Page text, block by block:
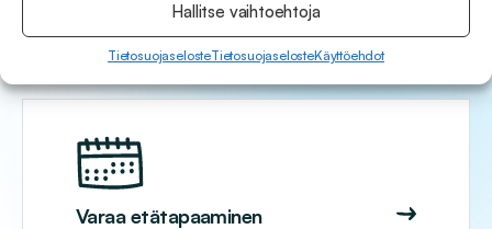
Hallitse vaihtoehtoja
TietosuojaselosteTietosuojaselosteKäyttöehdot
Paremman asiakaspalvelun puolesta.
Varaa etätapaaminen